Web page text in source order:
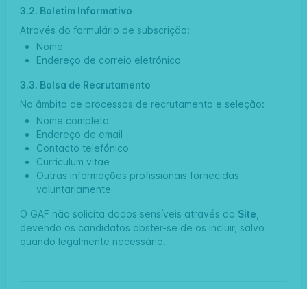
3.2. Boletim Informativo
Através do formulário de subscrição:
Nome
Endereço de correio eletrónico
3.3. Bolsa de Recrutamento
No âmbito de processos de recrutamento e seleção:
Nome completo
Endereço de email
Contacto telefónico
Curriculum vitae
Outras informações profissionais fornecidas
voluntariamente
O GAF não solicita dados sensíveis através do Site
devendo os candidatos abster-se de os incluir, salvo
quando legalmente necessário.